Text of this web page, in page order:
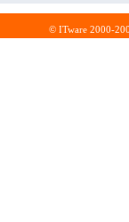
© ITware 2000-